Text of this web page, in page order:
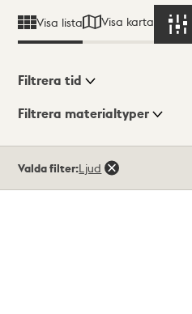
Visa lista Visa karta
Visningsläge
Filtrera tid
Filtrera materialtyper
träffar
Valda filter:Ljud